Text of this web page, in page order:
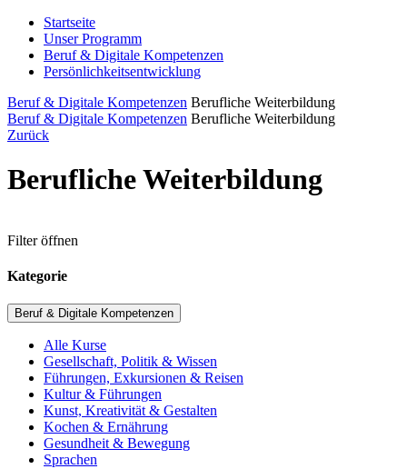
Startseite
Unser Programm
Beruf & Digitale Kompetenzen
Persönlichkeitsentwicklung
Beruf & Digitale Kompetenzen Berufliche Weiterbildung
Beruf & Digitale Kompetenzen Berufliche Weiterbildung
Zurück
Berufliche Weiterbildung
Filter öffnen
Kategorie
Beruf & Digitale Kompetenzen
Alle Kurse
Gesellschaft, Politik & Wissen
Führungen, Exkursionen & Reisen
Kultur & Führungen
Kunst, Kreativität & Gestalten
Kochen & Ernährung
Gesundheit & Bewegung
Sprachen